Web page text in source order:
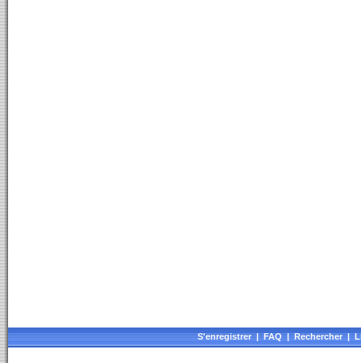
S'enregistrer|FAQ|Rechercher|